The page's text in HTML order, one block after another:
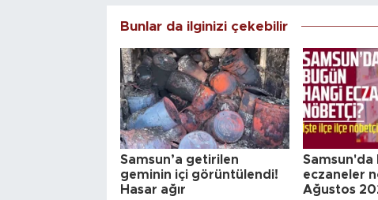
Bunlar da ilginizi çekebilir
Samsun’a getirilen
geminin içi görüntülendi!
Hasar ağır
Samsun'da
eczaneler
Ağustos